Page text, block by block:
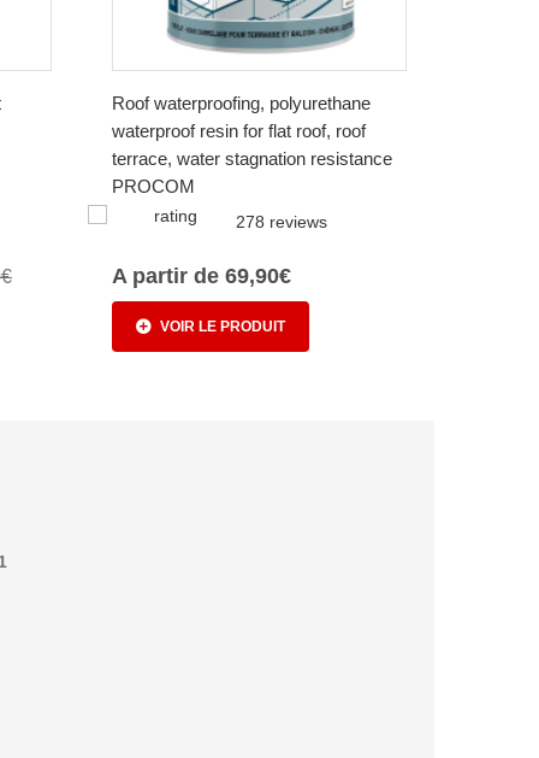
Roof waterproofing, polyurethane
waterproof resin for flat roof, roof
terrace, water stagnation resistance
PROCOM
278 reviews
A partir de 69,90€
VOIR LE PRODUIT